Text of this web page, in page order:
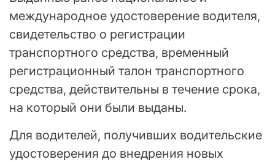
международное удостоверение водителя,
свидетельство о регистрации
транспортного средства, временный
регистрационный талон транспортного
средства, действительны в течение срока,
на который они были выданы.
Для водителей, получивших водительские
удостоверения до внедрения новых